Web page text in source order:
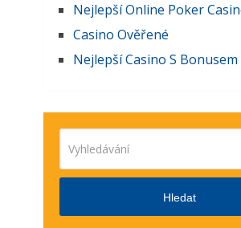
Nejlepší Online Poker
Casino Ověřené
Nejlepší Casino S Bonusem
Hledat